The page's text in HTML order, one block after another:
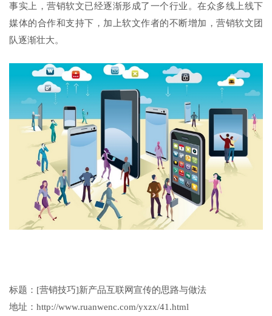
事实上，营销软文已经逐渐形成了一个行业。在众多线上线下
媒体的合作和支持下，加上软文作者的不断增加，营销软文团
队逐渐壮大。
标题：[营销技巧]新产品互联网宣传的思路与做法
地址：http://www.ruanwenc.com/yxzx/41.html